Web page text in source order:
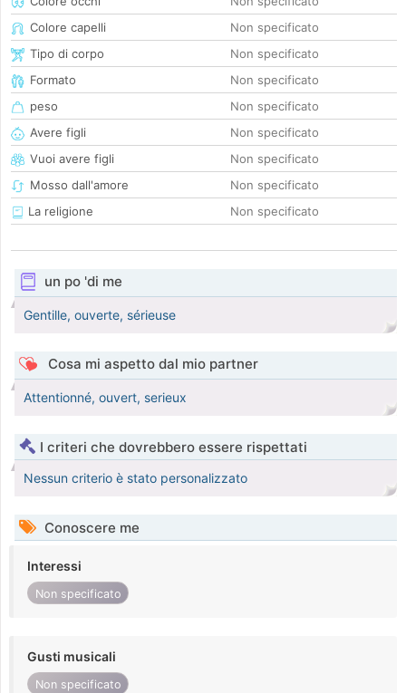
Colore capelli
Non specificato
Tipo di corpo
Non specificato
Formato
Non specificato
peso
Non specificato
Avere figli
Non specificato
Vuoi avere figli
Non specificato
Mosso dall'amore
Non specificato
La religione
Non specificato
un po 'di me
Gentille, ouverte, sérieuse
Cosa mi aspetto dal mio partner
Attentionné, ouvert, serieux
I criteri che dovrebbero essere rispettati
Nessun criterio è stato personalizzato
Conoscere me
Interessi
Non specificato
Gusti musicali
Non specificato